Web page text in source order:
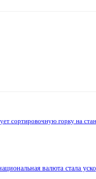
сортировочную горку на
валюта стала